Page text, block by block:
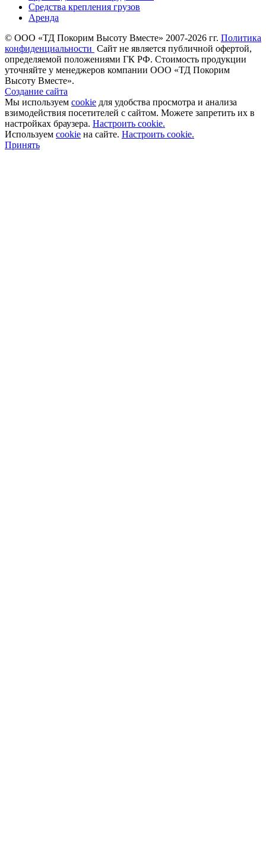
Средства крепления грузов
Аренда
© ООО «ТД Покорим Высоту Вместе» 2007-2026 гг. Политика
конфиденциальности Cайт не является публичной офертой,
определяемой положениями ГК РФ. Стоимость продукции
уточняйте у менеджеров компании ООО «ТД Покорим
Высоту Вместе».
Создание сайта
Мы используем cookie для удобства просмотра и анализа
взимодействия посетителей с сайтом. Можете запретить их в
настройках браузера. Настроить cookie.
Используем cookie на сайте. Настроить cookie.
Принять